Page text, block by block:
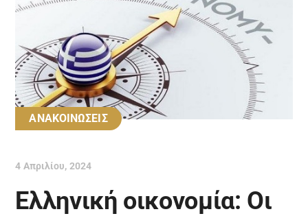
ΑΝΑΚΟΙΝΩΣΕΙΣ
4 Απριλίου, 2024
Ελληνική οικονομία: Οι